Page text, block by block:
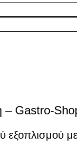
Gastro-
εξοπλισμού